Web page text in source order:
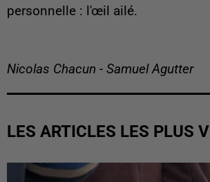
personnelle : l'œil ailé.
Nicolas Chacun - Samuel Agutter
LES ARTICLES LES PLUS